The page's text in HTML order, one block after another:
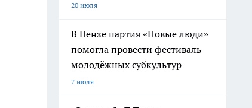
20 июля
В Пензе партия «Новые люди»
помогла провести фестиваль
молодёжных субкультур
7 июля